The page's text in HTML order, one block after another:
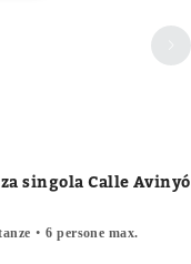
singola Calle Avinyó
6 persone max.